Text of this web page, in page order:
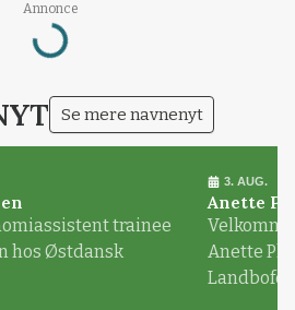
Annonce
Loading...
Se mere navnenyt
trainee
hos Østdansk
3. AUG.
Anette
Anette